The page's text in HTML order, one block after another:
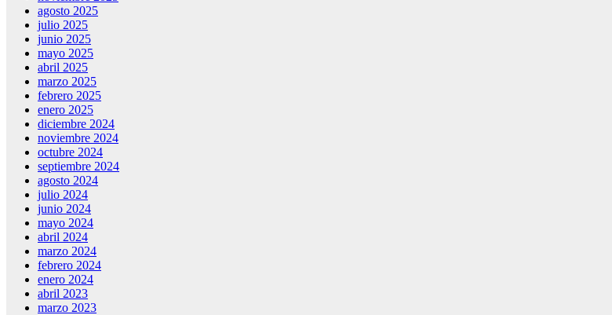
agosto 2025
julio 2025
junio 2025
mayo 2025
abril 2025
marzo 2025
febrero 2025
enero 2025
diciembre 2024
noviembre 2024
octubre 2024
septiembre 2024
agosto 2024
julio 2024
junio 2024
mayo 2024
abril 2024
marzo 2024
febrero 2024
enero 2024
abril 2023
marzo 2023